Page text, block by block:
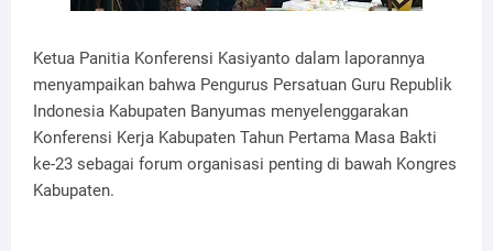
Ketua Panitia Konferensi Kasiyanto dalam laporannya
menyampaikan bahwa Pengurus Persatuan Guru Republik
Indonesia Kabupaten Banyumas menyelenggarakan
Konferensi Kerja Kabupaten Tahun Pertama Masa Bakti
ke-23 sebagai forum organisasi penting di bawah Kongres
Kabupaten.